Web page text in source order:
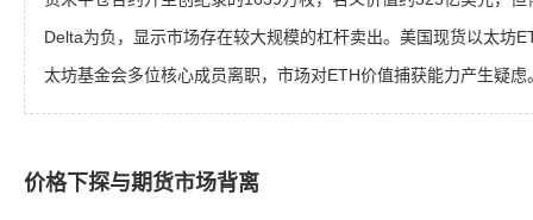
Delta为负，显示市场存在较大规模的杠杆卖出。美国现货以太坊
太坊基金会多位核心成员离职，市场对ETH价值捕获能力产生疑虑
价格下探与期货市场背离